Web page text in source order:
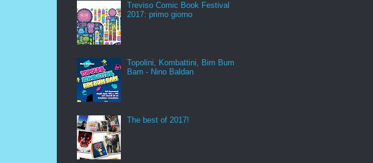
Treviso Comic Book Festival
2017: primo giorno
Topolini, Kombattini, Bim Bum
Bam - Nino Baldan
The best of 2017!